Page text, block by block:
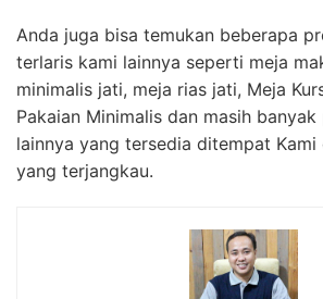
Anda juga bisa temukan beberapa
terlaris kami lainnya seperti meja
minimalis jati, meja rias jati, Meja
Pakaian Minimalis dan masih
lainnya yang tersedia ditempat Kami
yang terjangkau.